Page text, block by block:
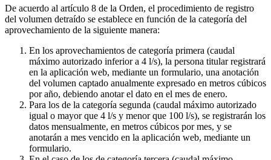
De acuerdo al artículo 8 de la Orden, el procedimiento de registro
del volumen detraído se establece en función de la categoría del
aprovechamiento de la siguiente manera:
En los aprovechamientos de categoría primera (caudal
máximo autorizado inferior a 4 l/s), la persona titular registrará
en la aplicación web, mediante un formulario, una anotación
del volumen captado anualmente expresado en metros cúbicos
por año, debiendo anotar el dato en el mes de enero.
Para los de la categoría segunda (caudal máximo autorizado
igual o mayor que 4 l/s y menor que 100 l/s), se registrarán los
datos mensualmente, en metros cúbicos por mes, y se
anotarán a mes vencido en la aplicación web, mediante un
formulario.